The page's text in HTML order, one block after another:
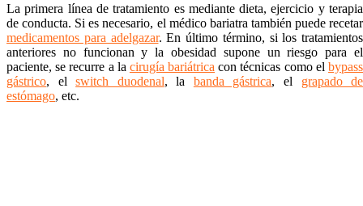
La primera línea de tratamiento es mediante dieta, ejercicio y terapia
de conducta. Si es necesario, el médico bariatra también puede recetar
medicamentos para adelgazar. En último término, si los tratamientos
anteriores no funcionan y la obesidad supone un riesgo para el
paciente, se recurre a la cirugía bariátrica con técnicas como elbypass
gástrico, elswitch duodenal, la banda gástrica, el grapado de
estómago, etc.